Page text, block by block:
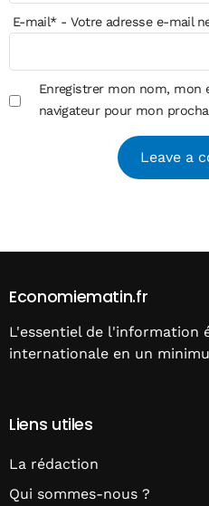
E-mail*- Votre adresse e-mail
Enregistrer mon nom, mon
navigateur pour mon
Economiematin.fr
L'essentiel de l'information
internationale en un
Liens utiles
La rédaction
Qui sommes-nous ?